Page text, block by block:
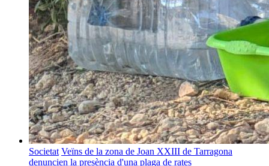
Societat Veïns de la zona de Joan XXIII de Tarragona
denuncien la presència d'una plaga de rates